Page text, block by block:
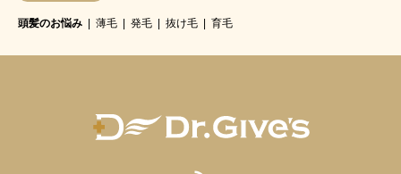
頭髪のお悩み 薄毛 発毛 抜け毛 育毛